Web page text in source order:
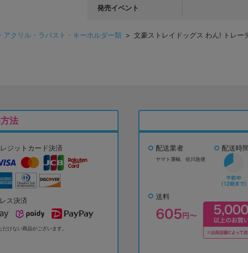
発売イベント
アクリル・ラバスト・キーホルダー類 > 文豪ストレイドッグス わん! トレー
法
ジットカード決済
ス決済
けない商品がございます。
配送業者
ヤマト運輸、佐川急便
配送時
送料